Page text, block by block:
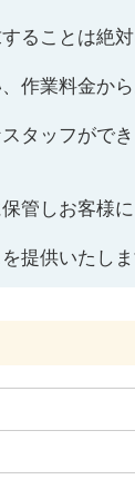
ることは絶対
作業料金から
タッフがで
管しお客様に
提供いたしま